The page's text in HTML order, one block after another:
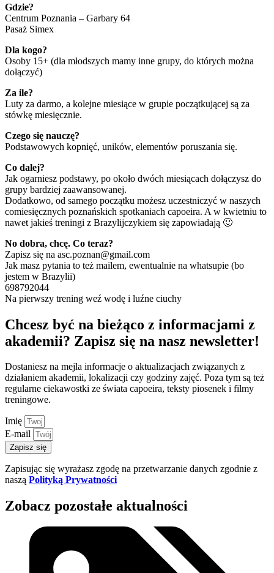
Gdzie?
Centrum Poznania – Garbary 64
Pasaż Simex
Dla kogo?
Osoby 15+ (dla młodszych mamy inne grupy, do których można
dołączyć)
Za ile?
Luty za darmo, a kolejne miesiące w grupie początkującej są za
stówkę miesięcznie.
Czego się nauczę?
Podstawowych kopnięć, uników, elementów poruszania się.
Co dalej?
Jak ogarniesz podstawy, po około dwóch miesiącach dołączysz do
grupy bardziej zaawansowanej.
Dodatkowo, od samego początku możesz uczestniczyć w naszych
comiesięcznych poznańskich spotkaniach capoeira. A w kwietniu to
nawet jakieś treningi z Brazylijczykiem się zapowiadają 🙂
No dobra, chcę. Co teraz?
Zapisz się na asc.poznan@gmail.com
Jak masz pytania to też mailem, ewentualnie na whatsupie (bo
jestem w Brazylii)
698792044
Na pierwszy trening weź wodę i luźne ciuchy
Chcesz być na bieżąco z informacjami z
akademii? Zapisz się na nasz newsletter!
Dostaniesz na mejla informacje o aktualizacjach związanych z
działaniem akademii, lokalizacji czy godziny zajęć. Poza tym są też
regularne ciekawostki ze świata capoeira, teksty piosenek i filmy
treningowe.
Imię
E-mail
Zapisz się
Zapisując się wyrażasz zgodę na przetwarzanie danych zgodnie z
naszą Polityką Prywatności
Zobacz pozostałe aktualności